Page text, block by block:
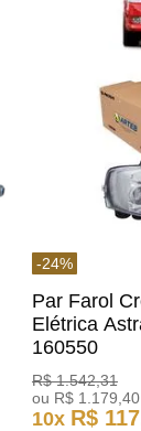
-24%
Par Farol
Elétrica
160550
R$ 1.542,31
ou R$ 1 179 ,40
10x R$ 117